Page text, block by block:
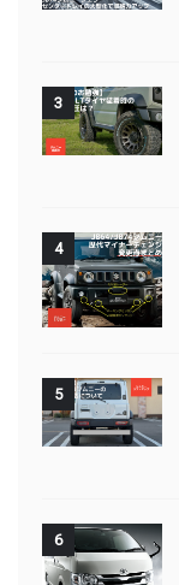
3
4
5
6